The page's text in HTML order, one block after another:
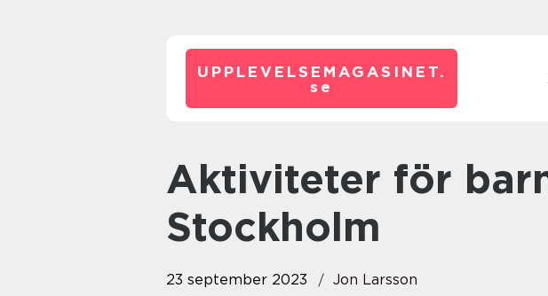
UPPLEVELSEMAGASINET.
se
Aktiviteter för barn 1-2 år i
Stockholm
23 september 2023 Jon Larsson